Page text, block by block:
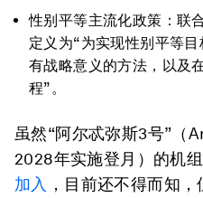
性别平等主流化政策：联
定义为“为实现性别平等
有战略意义的方法，以及
程”。
虽然“阿尔忒弥斯3号”（
2028年实施登月）的机
加入
，目前还不得而知